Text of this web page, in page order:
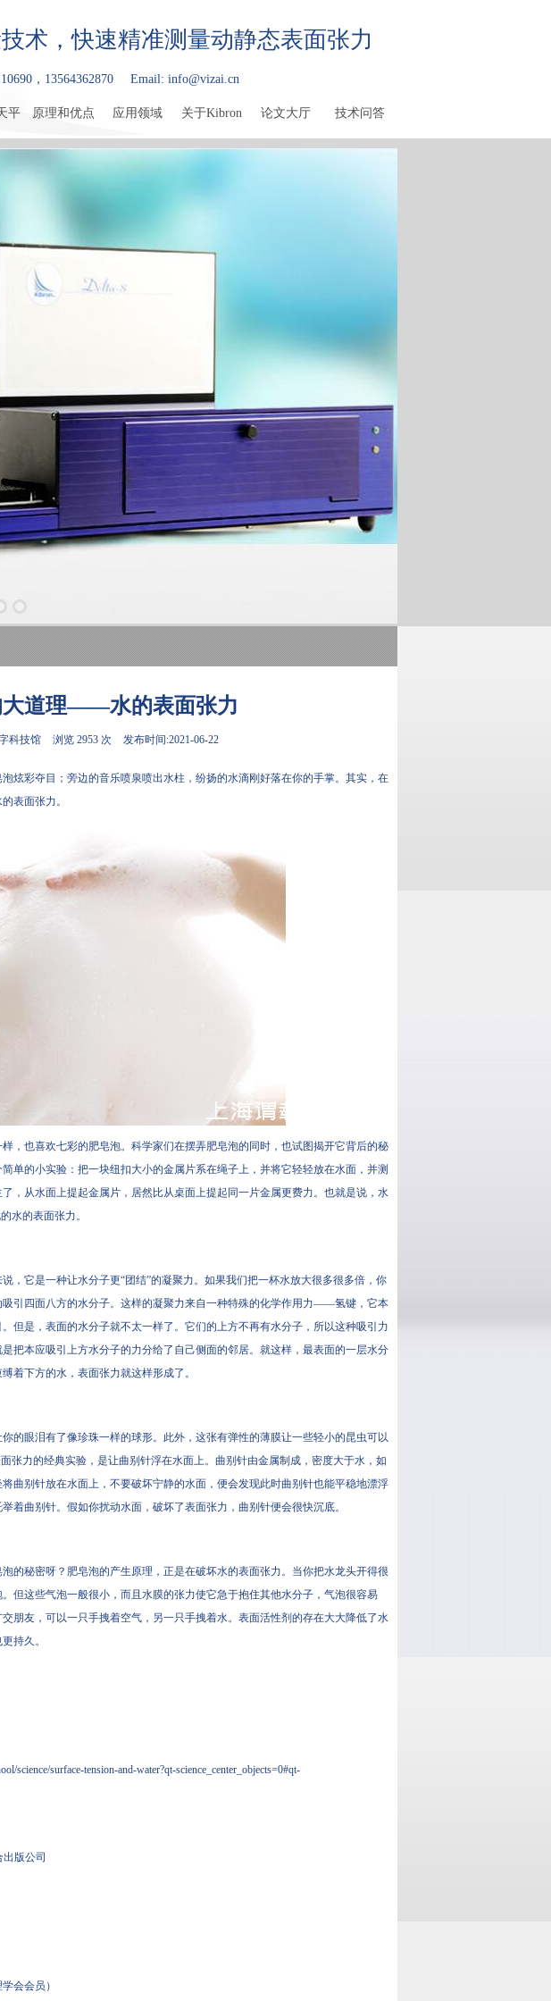
术，快速精准测量动静态表面张力
，13564362870 Email: info@vizai.cn
平 原理和优点 应用领域 关于Kibron 论文大厅 技术问答
大道理——水的表面张力
科技馆 浏览 2953 次 发布时间:2021-06-22
炫彩夺目；旁边的音乐喷泉喷出水柱，纷扬的水滴刚好落在你的手掌。其实，在
表面张力。
，也喜欢七彩的肥皂泡。科学家们在摆弄肥皂泡的同时，也试图揭开它背后的秘
单的小实验：把一块纽扣大小的金属片系在绳子上，并将它轻轻放在水面，并测
，从水面上提起金属片，居然比从桌面上提起同一片金属更费力。也就是说，水
水的表面张力。
，它是一种让水分子更“团结”的凝聚力。如果我们把一杯水放大很多很多倍，你
引四面八方的水分子。这样的凝聚力来自一种特殊的化学作用力——氢键，它本
但是，表面的水分子就不太一样了。它们的上方不再有水分子，所以这种吸引力
把本应吸引上方水分子的力分给了自己侧面的邻居。就这样，最表面的一层水分
着下方的水，表面张力就这样形成了。
的眼泪有了像珍珠一样的球形。此外，这张有弹性的薄膜让一些轻小的昆虫可以
张力的经典实验，是让曲别针浮在水面上。曲别针由金属制成，密度大于水，如
曲别针放在水面上，不要破坏宁静的水面，便会发现此时曲别针也能平稳地漂浮
着曲别针。假如你扰动水面，破坏了表面张力，曲别针便会很快沉底。
的秘密呀？肥皂泡的产生原理，正是在破坏水的表面张力。当你把水龙头开得很
但这些气泡一般很小，而且水膜的张力使它急于抱住其他水分子，气泡很容易
朋友，可以一只手拽着空气，另一只手拽着水。表面活性剂的存在大大降低了水
持久。
science/surface-tension-and-water?qt-science_center_objects=0#qt-
版公司
会会员）